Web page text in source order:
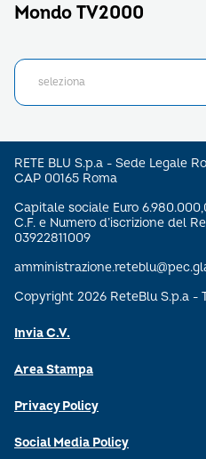
Mondo TV2000
RETE BLU S.p.a - Sede Legale
CAP 00165 Roma
Capitale sociale Euro
C.F. e Numero d’iscrizione del
03922811009
Copyright 2026 ReteBlu S.p.a -
Invia C.V.
Area Stampa
Privacy Policy
Social Media Policy